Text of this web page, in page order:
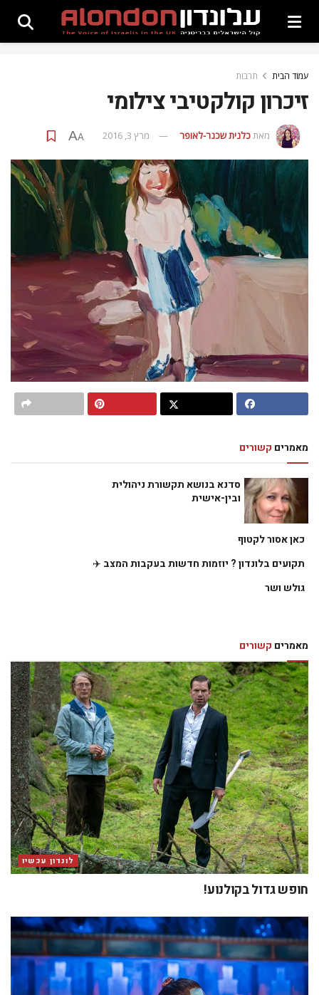
עמוד הבית תרבות
זיכרון קולקטיבי צילומי
מאתכלנית שכנר-לאופר מרץ 3, 2016 A
A
מאמרים קשורים
סדנא בנושא תקשורת ניהולית
ובין-אישית
כאן אסור לקטוף
תקועים בלונדון ? יוזמות חדשות בעקבות המצב ✈️
גולש ושר
מאמרים קשורים
לונדון עכשיו
חופש גדול בקולנוע!